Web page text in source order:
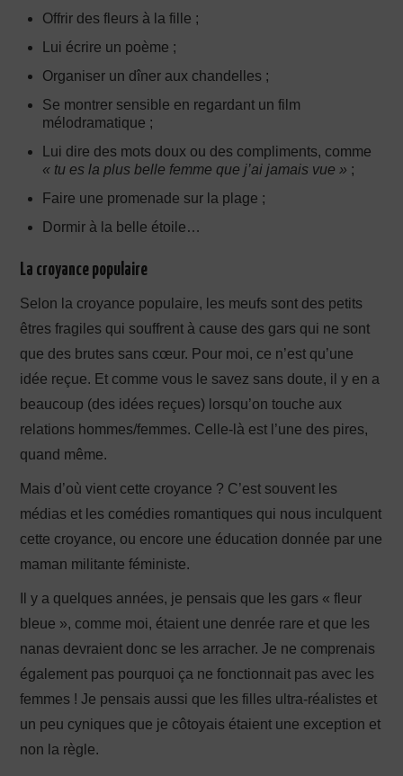
Offrir des fleurs à la fille ;
Lui écrire un poème ;
Organiser un dîner aux chandelles ;
Se montrer sensible en regardant un film
mélodramatique ;
Lui dire des mots doux ou des compliments, comme
« tu es la plus belle femme que j’ai jamais vue » ;
Faire une promenade sur la plage ;
Dormir à la belle étoile…
La croyance populaire
Selon la croyance populaire, les meufs sont des petits
êtres fragiles qui souffrent à cause des gars qui ne sont
que des brutes sans cœur. Pour moi, ce n’est qu’une
idée reçue. Et comme vous le savez sans doute, il y en a
beaucoup (des idées reçues) lorsqu’on touche aux
relations hommes/femmes. Celle-là est l’une des pires,
quand même.
Mais d’où vient cette croyance ? C’est souvent les
médias et les comédies romantiques qui nous inculquent
cette croyance, ou encore une éducation donnée par une
maman militante féministe.
Il y a quelques années, je pensais que les gars « fleur
bleue », comme moi, étaient une denrée rare et que les
nanas devraient donc se les arracher. Je ne comprenais
également pas pourquoi ça ne fonctionnait pas avec les
femmes ! Je pensais aussi que les filles ultra-réalistes et
un peu cyniques que je côtoyais étaient une exception et
non la règle.